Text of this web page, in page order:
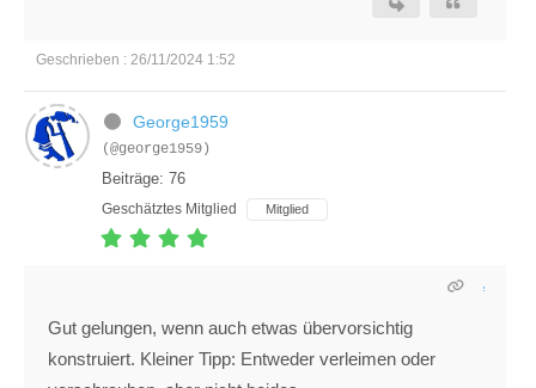
Geschrieben : 26/11/2024 1:52
George1959
(@george1959)
Beiträge: 76
Geschätztes Mitglied Mitglied
Gut gelungen, wenn auch etwas übervorsichtig
konstruiert. Kleiner Tipp: Entweder verleimen oder